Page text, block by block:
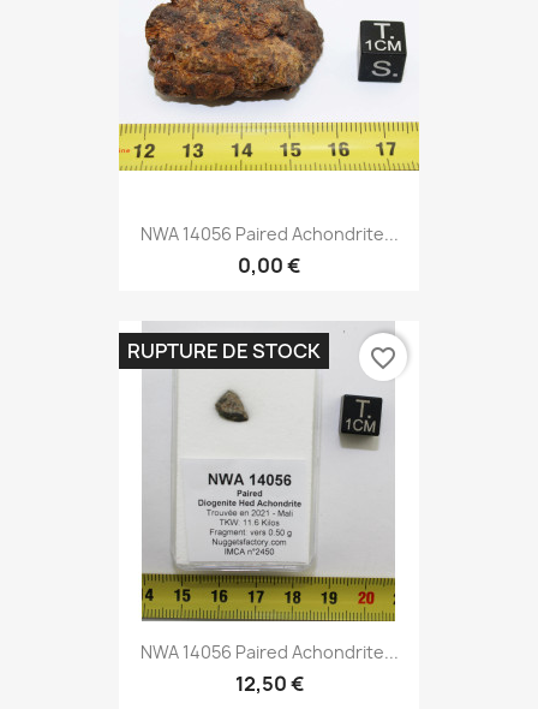
NWA 14056 Paired Achondrite...
0,00 €
NWA 14056 Paired Achondrite...
12,50 €
RUPTURE DE STOCK favorite_border